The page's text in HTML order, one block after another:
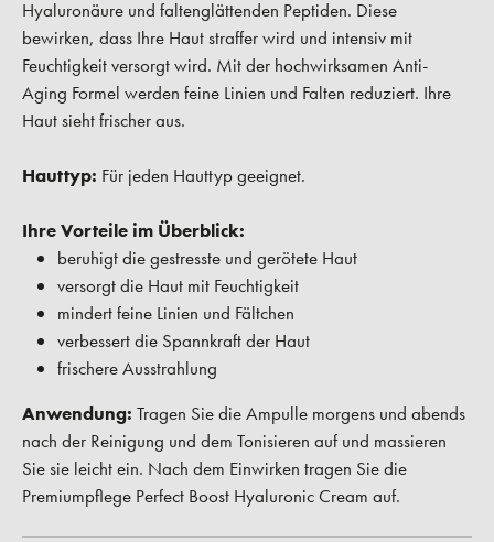
Hyaluronäure und faltenglättenden Peptiden. Diese
bewirken, dass Ihre Haut straffer wird und intensiv mit
Feuchtigkeit versorgt wird. Mit der hochwirksamen Anti-
Aging Formel werden feine Linien und Falten reduziert. Ihre
Haut sieht frischer aus.
Hauttyp: Für jeden Hauttyp geeignet.
Ihre Vorteile im Überblick:
beruhigt die gestresste und gerötete Haut
versorgt die Haut mit Feuchtigkeit
mindert feine Linien und Fältchen
verbessert die Spannkraft der Haut
frischere Ausstrahlung
Anwendung: Tragen Sie die Ampulle morgens und abends
nach der Reinigung und dem Tonisieren auf und massieren
Sie sie leicht ein. Nach dem Einwirken tragen Sie die
Premiumpflege Perfect Boost Hyaluronic Cream auf.